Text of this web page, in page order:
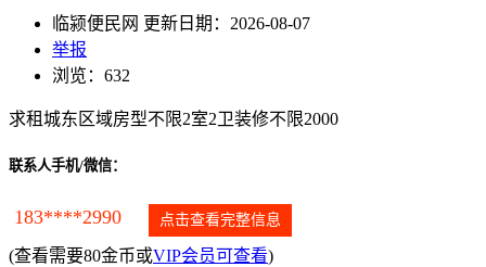
临颍便民网 更新日期：2026-08-07
举报
浏览：632
求租城东区域房型不限2室2卫装修不限2000
联系人手机/微信：
183****2990 点击查看完整信息
(查看需要80金币或VIP会员可查看)